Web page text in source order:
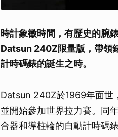
時計象徵時間，有歷史的腕
Datsun 240Z限量版，帶領
計時碼錶的誕生之時。
Datsun 240Z於1969年面世
並開始參加世界拉力賽。同
合器和導柱輪的自動計時碼